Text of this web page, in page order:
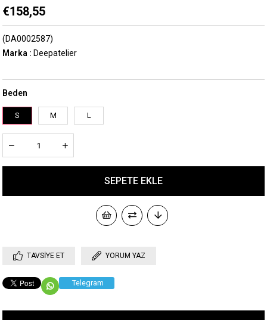
€158,55
(DA0002587)
Marka : Deepatelier
Beden
S M L
TAVSIYE ET YORUM YAZ
Telegram